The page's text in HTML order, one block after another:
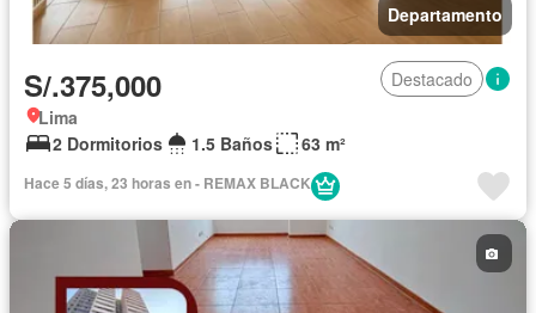
Departamento
S/.375,000
Destacado
Lima
2 Dormitorios
1.5 Baños 63 m²
Hace 5 días, 23 horas en - REMAX BLACK